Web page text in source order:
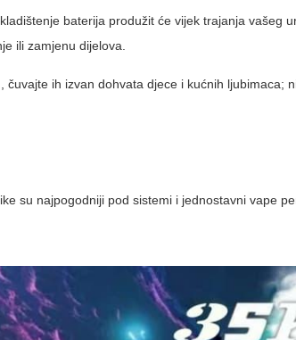
baterija produžit će vijek trajanja vašeg
ili zamjenu dijelova.
ih izvan dohvata djece i kućnih ljubimaca;
su najpogodniji pod sistemi i jednostavni vape